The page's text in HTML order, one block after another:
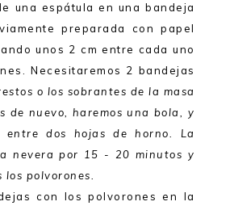
una espátula en una bandeja
preparada con papel
unos 2 cm entre cada uno
Necesitaremos 2 bandejas
o los sobrantes de la masa
de nuevo, haremos una bola, y
entre dos hojas de horno. La
nevera por 15 - 20 minutos y
los polvorones.
con los polvorones en la